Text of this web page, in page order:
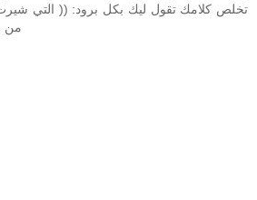
تخلص كلامك تقول ليك بكل برود: (( التي شيرت
من